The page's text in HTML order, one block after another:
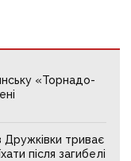
«Торнадо-
Дружківки триває
після загибелі